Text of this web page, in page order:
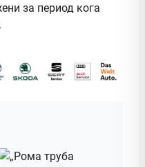
за период кога